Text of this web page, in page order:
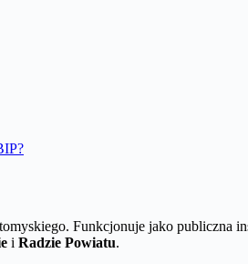
Funkcjonuje jako publiczna
i Radzie Powiatu.